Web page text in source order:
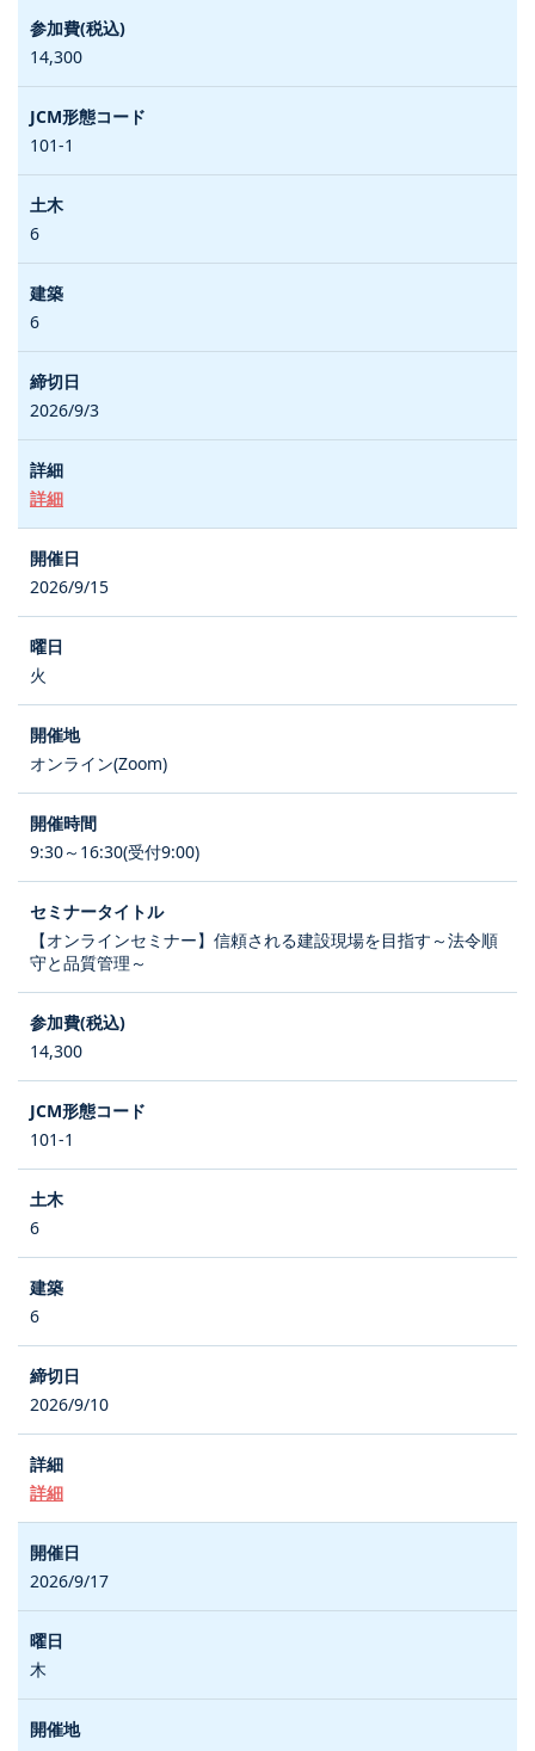
14,300
101-1
6
6
2026/9/3
詳細
2026/9/15
火
オンライン(Zoom)
9:30～16:30(受付9:00)
【オンラインセミナー】信頼される建設現場を目指す～法令順
守と品質管理～
14,300
101-1
6
6
2026/9/10
詳細
2026/9/17
木